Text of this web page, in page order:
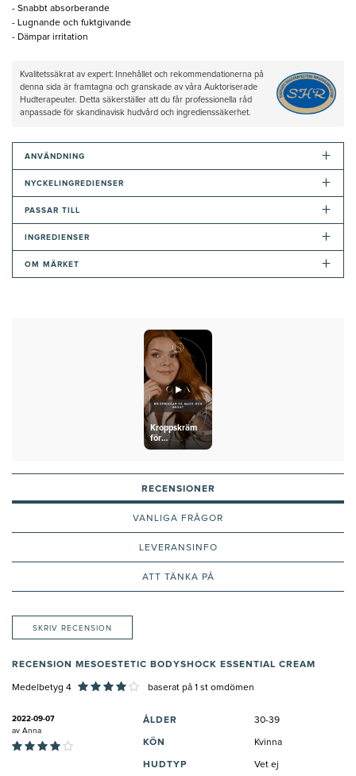
- Snabbt absorberande
- Lugnande och fuktgivande
- Dämpar irritation
Kvalitetssäkrat av expert: Innehållet och rekommendationerna på
denna sida är framtagna och granskade av våra Auktoriserade
Hudterapeuter. Detta säkerställer att du får professionella råd
anpassade för skandinavisk hudvård och ingredienssäkerhet.
ANVÄNDNING +
NYCKELINGREDIENSER +
PASSAR TILL +
INGREDIENSER +
OM MÄRKET +
Kroppskräm
för
bristningar
RECENSIONER
VANLIGA FRÅGOR
LEVERANSINFO
ATT TÄNKA PÅ
SKRIV RECENSION
RECENSION MESOESTETIC BODYSHOCK ESSENTIAL CREAM
Medelbetyg 4 baserat på 1 st omdömen
2022-09-07
av Anna
ÅLDER 30-39
KÖN Kvinna
HUDTYP Vet ej